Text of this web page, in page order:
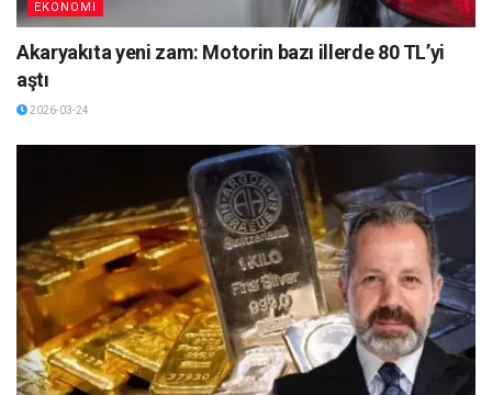
EKONOMI
Akaryakıta yeni zam: Motorin bazı illerde 80 TL’yi
aştı
2026-03-24